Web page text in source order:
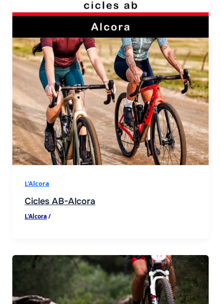
L'Alcora
Cicles AB-Alcora
L'Alcora/